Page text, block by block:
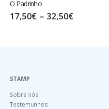
32,50€ 17,50
STAMP
Sobre nós
Testemunhos